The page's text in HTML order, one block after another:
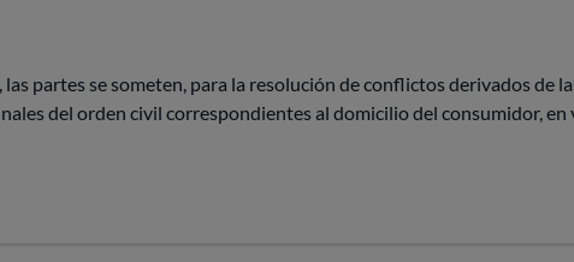
partes se someten, para la resolución de conflictos derivados de
del orden civil correspondientes al domicilio del consumidor, en